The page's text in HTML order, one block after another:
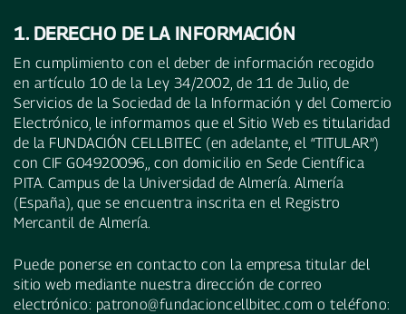
1. DERECHO DE LA INFORMACIÓN
En cumplimiento con el deber de información recogido
en artículo 10 de la Ley 34/2002, de 11 de Julio, de
Servicios de la Sociedad de la Información y del Comercio
Electrónico, le informamos que el Sitio Web es titularidad
de la FUNDACIÓN CELLBITEC (en adelante, el “TITULAR”)
con CIF G04920096,, con domicilio en Sede Científica
PITA. Campus de la Universidad de Almería. Almería
(España), que se encuentra inscrita en el Registro
Mercantil de Almería.
Puede ponerse en contacto con la empresa titular del
sitio web mediante nuestra dirección de correo
electrónico: patrono@fundacioncellbitec.com o teléfono: